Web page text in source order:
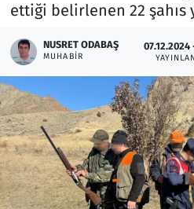
ettiği belirlenen 22 şahıs
NUSRET ODABAŞ
MUHABIR
07.12.2024
Lezzet Durağı
Memur ve Kamu
Oyun
Ramazan